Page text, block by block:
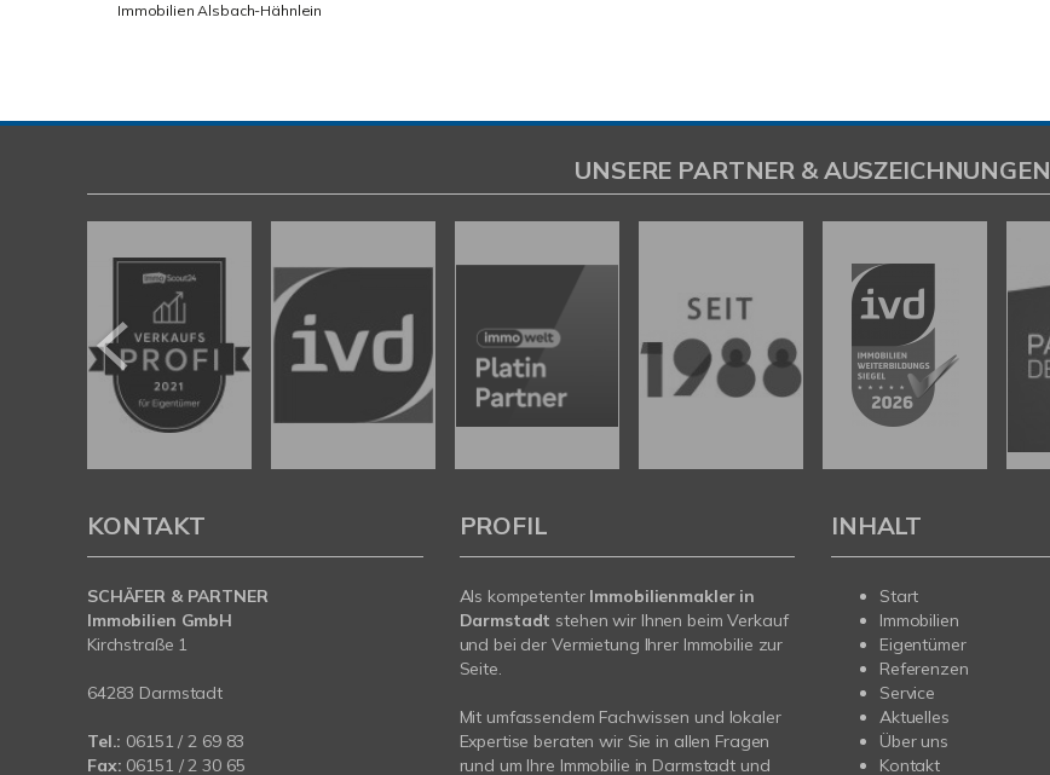
Immobilien Alsbach-Hähnlein
UNSERE PARTNER & AUSZEICHNUNGEN
KONTAKT
SCHÄFER & PARTNER
Immobilien GmbH
Kirchstraße 1
64283 Darmstadt
Tel.: 06151 / 2 69 83
Fax: 06151 / 2 30 65
PROFIL
Als kompetenter Immobilienmakler in
Darmstadt stehen wir Ihnen beim Verkauf
und bei der Vermietung Ihrer Immobilie zur
Seite.
Mit umfassendem Fachwissen und lokaler
Expertise beraten wir Sie in allen Fragen
rund um Ihre Immobilie in Darmstadt und
INHALT
Start
Immobilien
Eigentümer
Referenzen
Service
Aktuelles
Über uns
Kontakt